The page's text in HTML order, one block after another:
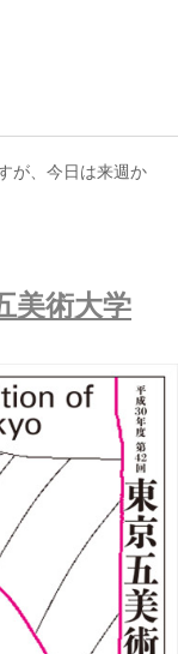
が、今日は来週か
美術大学